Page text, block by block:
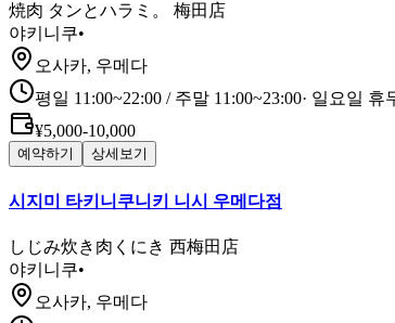
焼肉 タンとハラミ。 梅田店
야키니쿠•
오사카, 우메다
평일 11:00~22:00 / 주말 11:00~23:00· 일요일 휴
¥5,000-10,000
예약하기 상세보기
시지미 타키니쿠니키 니시 우메다점
しじみ炊き肉くにき 西梅田店
야키니쿠•
오사카, 우메다